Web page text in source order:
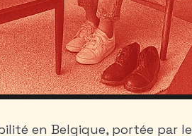
en Belgique, portée par le